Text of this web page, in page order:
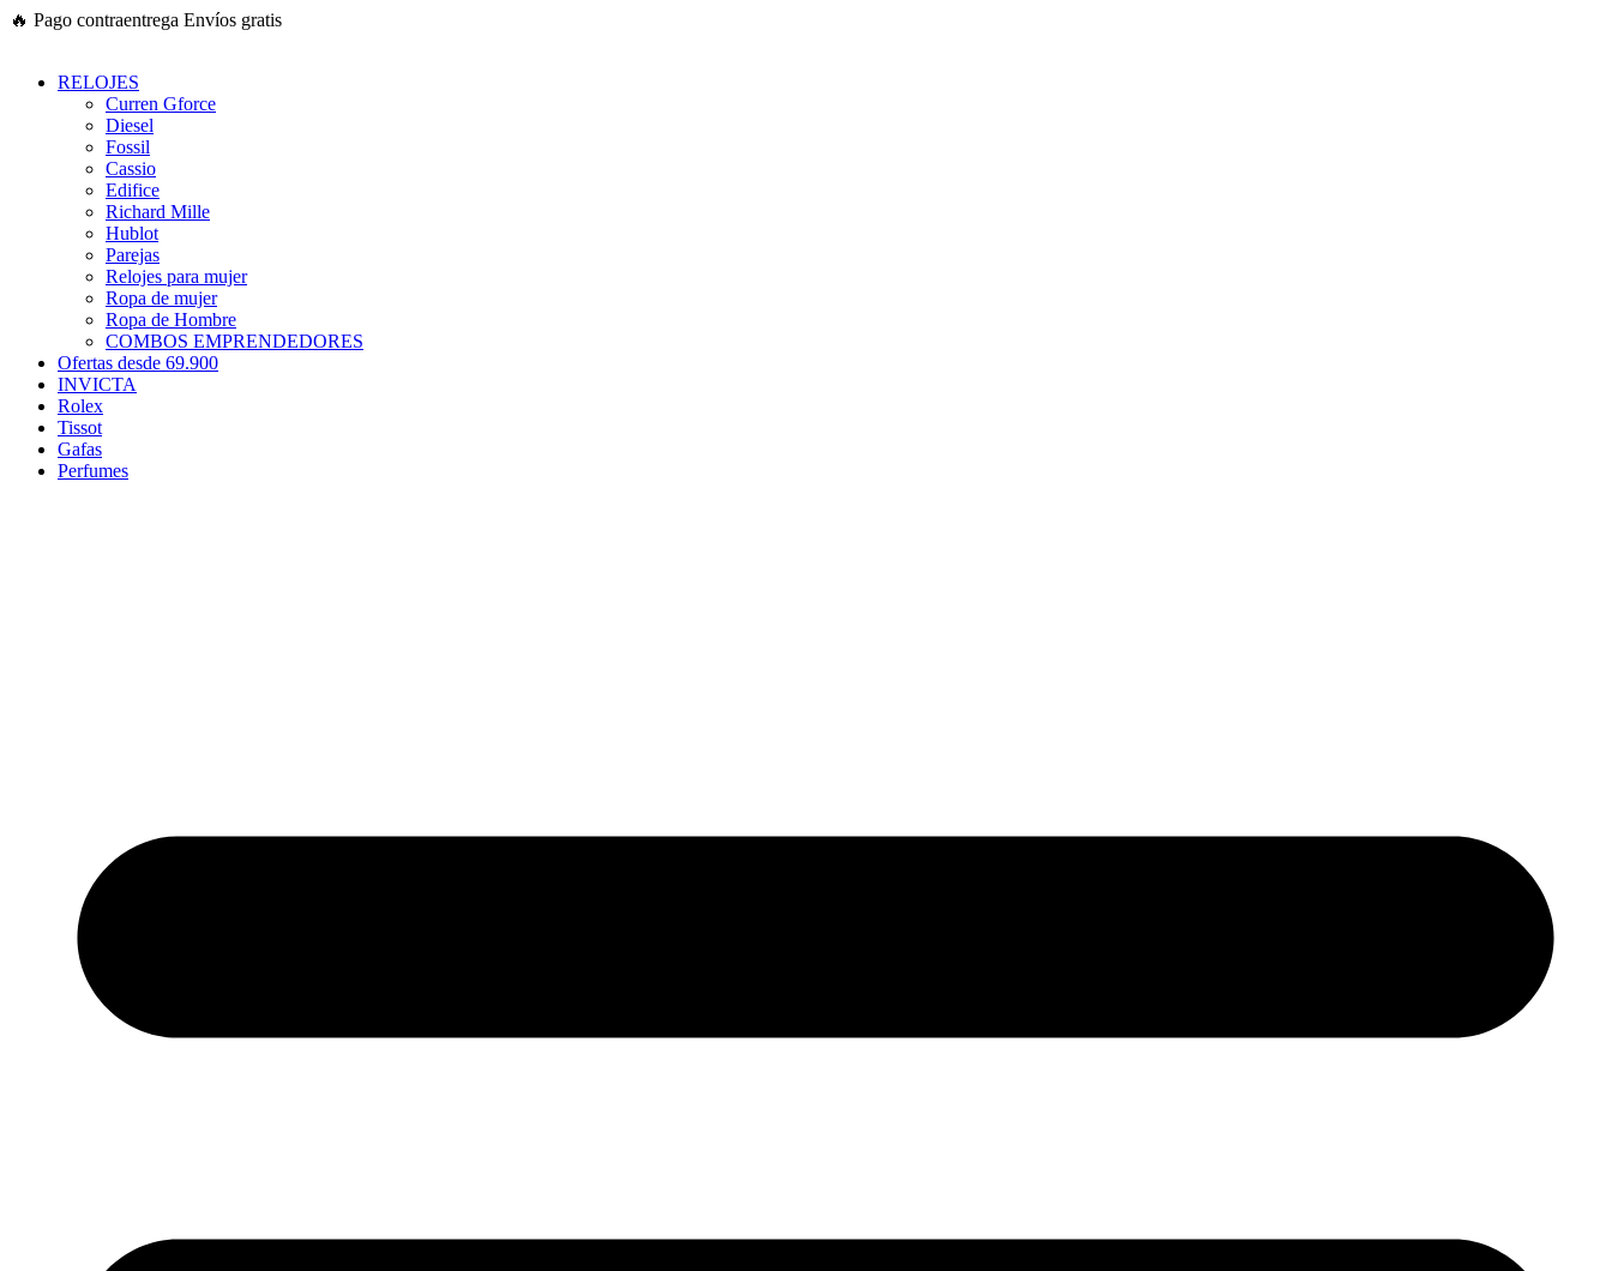
Ir
🔥 Pago contraentrega Envíos gratis
RELOJES
Curren Gforce
Diesel
Fossil
Cassio
Edifice
Richard Mille
Hublot
Parejas
Relojes para mujer
Ropa de mujer
Ropa de Hombre
COMBOS EMPRENDEDORES
Ofertas desde 69.900
INVICTA
Rolex
Tissot
Gafas
Perfumes